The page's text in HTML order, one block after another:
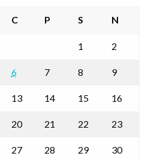
C P S N
1 2
6 7 8 9
13 14 15 16
20 21 22 23
27 28 29 30